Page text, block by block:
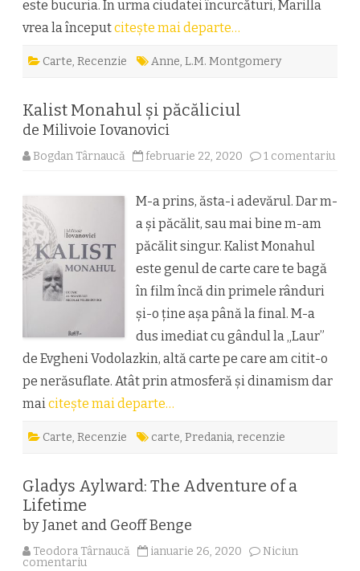
este bucuria. În urma ciudatei încurcături, Marilla
vrea la începutcitește mai departe…
Carte, Recenzie Anne, L.M. Montgomery
Kalist Monahul şi păcăliciul
de Milivoie Iovanovici
Bogdan Târnaucă februarie 22, 2020 1 comentariu
M-a prins, ăsta-i adevărul. Dar m-
a şi păcălit, sau mai bine m-am
păcălit singur. Kalist Monahul
este genul de carte care te bagă
în film încă din primele rânduri
şi-o ţine aşa până la final. M-a
dus imediat cu gândul la „Laur”
de Evgheni Vodolazkin, altă carte pe care am citit-o
pe nerăsuflate. Atât prin atmosferă și dinamism dar
maicitește mai departe…
Carte, Recenzie carte, Predania, recenzie
Gladys Aylward: The Adventure of a
Lifetime
by Janet and Geoff Benge
Teodora Târnaucă ianuarie 26, 2020
Niciun
comentariu